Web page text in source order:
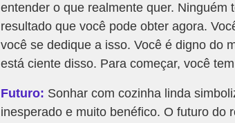
entender o que realmente quer. Ninguém
resultado que você pode obter agora.
você se dedique a isso. Você é digno do
está ciente disso. Para começar, você
Futuro: Sonhar com cozinha linda
inesperado e muito benéfico. O futuro do